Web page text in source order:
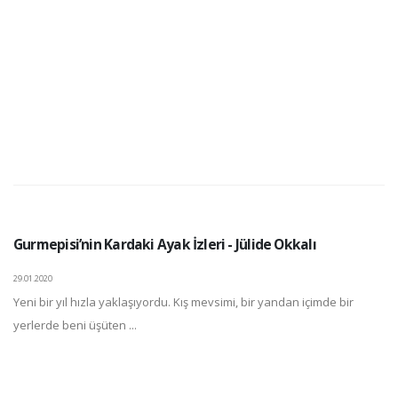
Gurmepisi’nin Kardaki Ayak İzleri - Jülide Okkalı
29.01.2020
Yeni bir yıl hızla yaklaşıyordu. Kış mevsimi, bir yandan içimde bir
yerlerde beni üşüten ...